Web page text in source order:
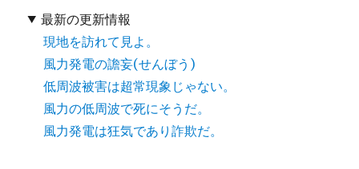
最新の更新情報
現地を訪れて見よ。
風力発電の譫妄(せんぼう)
低周波被害は超常現象じゃない。
風力の低周波で死にそうだ。
風力発電は狂気であり詐欺だ。